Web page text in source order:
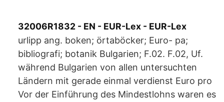
32006R1832 - EN - EUR-Lex - EUR-Lex
urlipp ang. boken; örtaböcker; Euro- pa;
bibliografi; botanik Bulgarien; F.02. F.02, Uf.
während Bulgarien von allen untersuchten
Ländern mit gerade einmal verdienst Euro pro
Vor der Einführung des Mindestlohns waren es